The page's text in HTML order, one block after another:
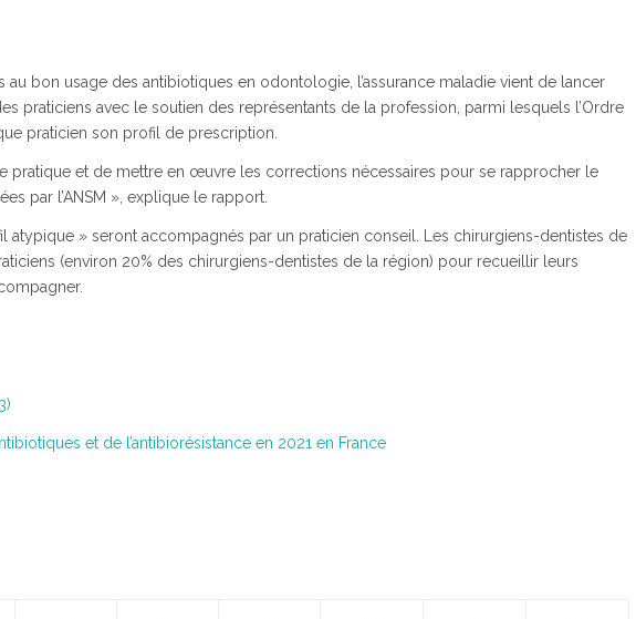
bon usage des antibiotiques en odontologie, l’assurance maladie vient de lancer
praticiens avec le soutien des représentants de la profession, parmi lesquels l’Ordre
praticien son profil de prescription.
pratique et de mettre en œuvre les corrections nécessaires pour se rapprocher le
par l’ANSM », explique le rapport.
atypique » seront accompagnés par un praticien conseil. Les chirurgiens-dentistes de
(environ 20% des chirurgiens-dentistes de la région) pour recueillir leurs
et de l’antibiorésistance en 2021 en France